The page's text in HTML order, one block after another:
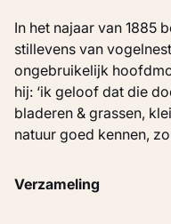
In het najaar van 1885
stillevens van
ongebruikelijk
hij: ‘ik geloof dat die
bladeren & grassen,
natuur goed kennen,
Verzameling